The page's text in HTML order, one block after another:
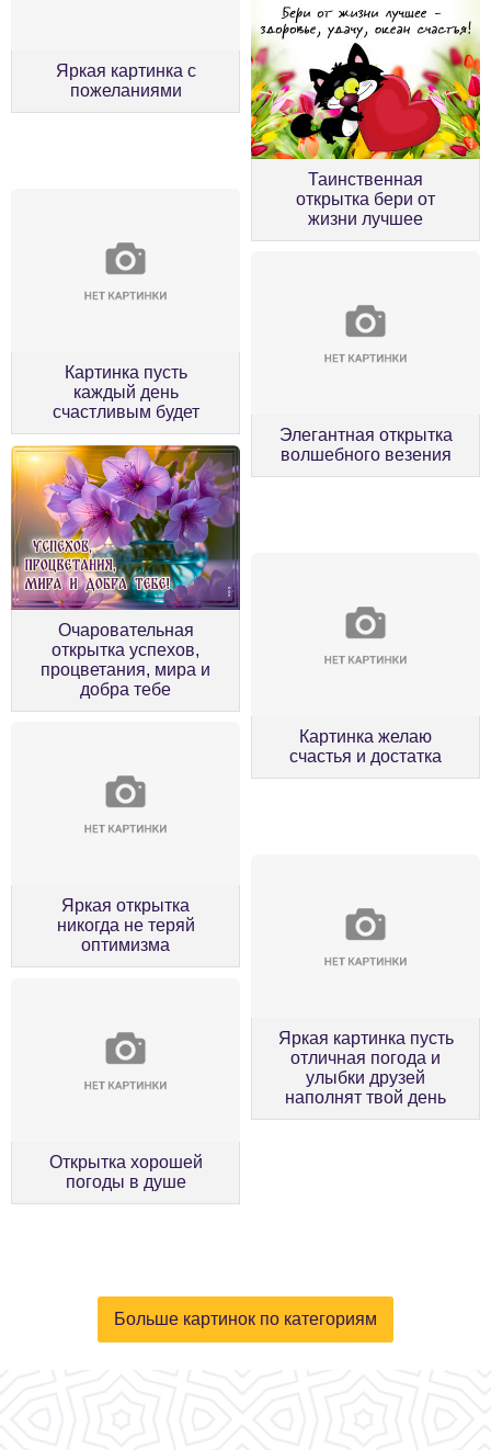
Яркая картинка с
пожеланиями
Картинка пусть
каждый день
счастливым будет
Таинственная
открытка бери от
жизни лучшее
Очаровательная
открытка успехов,
процветания, мира и
добра тебе
Элегантная открытка
волшебного везения
Яркая открытка
никогда не теряй
оптимизма
Картинка желаю
счастья и достатка
Открытка хорошей
погоды в душе
Яркая картинка пусть
отличная погода и
улыбки друзей
наполнят твой день
Больше картинок по категориям